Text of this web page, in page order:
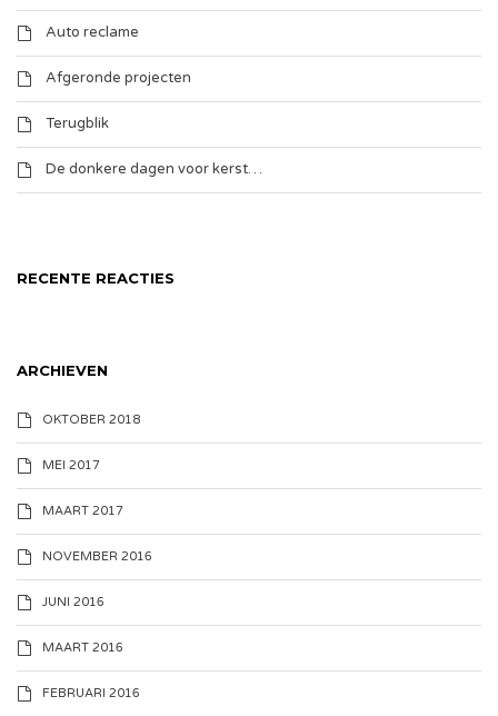
Auto reclame
Afgeronde projecten
Terugblik
De donkere dagen voor kerst…
RECENTE REACTIES
ARCHIEVEN
OKTOBER 2018
MEI 2017
MAART 2017
NOVEMBER 2016
JUNI 2016
MAART 2016
FEBRUARI 2016